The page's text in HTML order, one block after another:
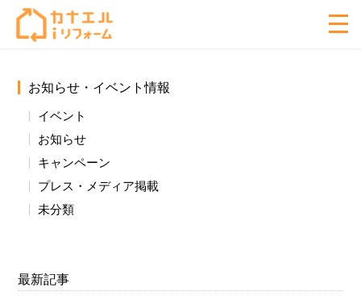
お知らせ・イベント情報
イベント
お知らせ
キャンペーン
プレス・メディア掲載
未分類
最新記事